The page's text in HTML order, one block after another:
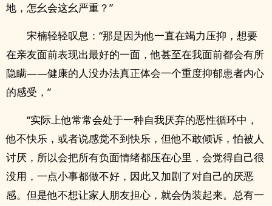
地，怎幺会这幺严重？”
宋楠轻轻叹息：“那是因为他一直在竭力压抑，想要
在亲友面前表现出最好的一面，他甚至在我面前都会有所
隐瞒——健康的人没办法真正体会一个重度抑郁患者内心
的感受，”
“实际上他常常会处于一种自我厌弃的恶性循环中，
他不快乐，或者说感觉不到快乐，但他不敢倾诉，怕被人
讨厌，所以会把所有负面情绪都压在心里，会觉得自己很
没用，一点小事都做不好，因此又加剧了对自己的厌恶
感。但是他不想让家人朋友担心，就会伪装起来。总有一